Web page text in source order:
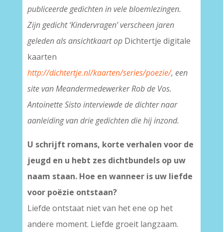
publiceerde gedichten in vele bloemlezingen.
Zijn gedicht ‘Kindervragen’ verscheen jaren
geleden als ansichtkaart op Dichtertje digitale
kaarten
http://dichtertje.nl/kaarten/series/poezie/, een
site van Meandermedewerker Rob de Vos.
Antoinette Sisto interviewde de dichter naar
aanleiding van drie gedichten die hij inzond.
U schrijft romans, korte verhalen voor de
jeugd en u hebt zes dichtbundels op uw
naam staan. Hoe en wanneer is uw liefde
voor poëzie ontstaan?
Liefde ontstaat niet van het ene op het
andere moment. Liefde groeit langzaam.